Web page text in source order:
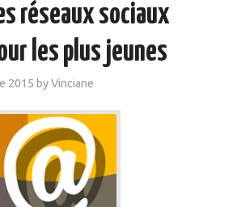
réseaux sociaux
les plus jeunes
2015 byVinciane